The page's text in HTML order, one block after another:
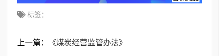
标签：
上一篇： 《煤炭经营监管办法》